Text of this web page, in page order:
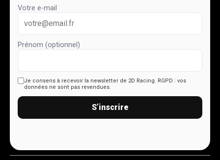
Votre e-mail
Prénom (optionnel)
Je consens à recevoir la newsletter de 2D Racing. RGPD : vos
données ne sont pas revendues.
S’inscrire